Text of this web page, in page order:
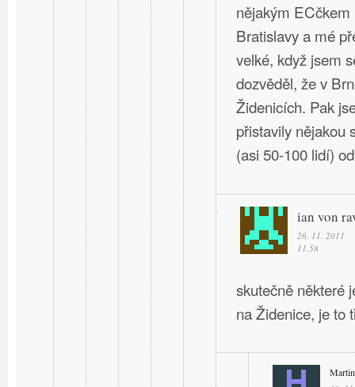
nějakým
Bratislavy a mé
velké, když jsem
dozvěděl, že v
Židenicích. Pak
přistavily nějakou
(asi 50-100 lidí)
ian von
26. 11. 2011
11.58
skutečně některé
na Židenice, je to
Martin